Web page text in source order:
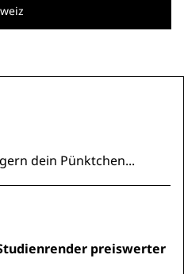
dein Pünktchen...
preiswerter